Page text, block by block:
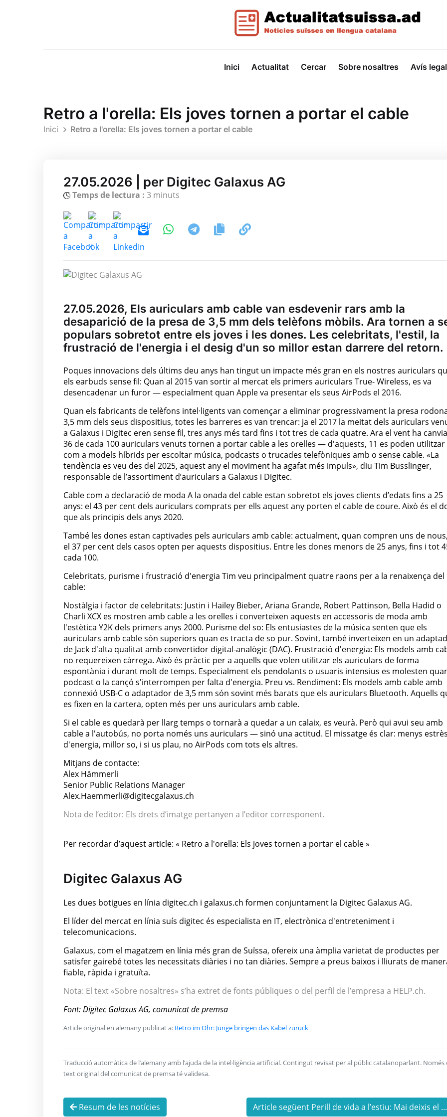
Inici Actualitat Cercar Sobre nosaltres Avís legal
Retro a l'orella: Els joves tornen a portar el cable
Inici Retro a l'orella: Els joves tornen a portar el cable
27.05.2026 | per Digitec Galaxus AG
Temps de lectura : 3 minuts
27.05.2026, Els auriculars amb cable van esdevenir rars amb la
desaparició de la presa de 3,5 mm dels telèfons mòbils. Ara tornen a
populars sobretot entre els joves i les dones. Les celebritats, l'estil, la
frustració de l'energia i el desig d'un so millor estan darrere del retorn.
Poques innovacions dels últims deu anys han tingut un impacte més gran en els nostres auriculars
els earbuds sense fil: Quan al 2015 van sortir al mercat els primers auriculars True- Wireless, es va
desencadenar un furor — especialment quan Apple va presentar els seus AirPods el 2016.
Quan els fabricants de telèfons intel·ligents van començar a eliminar progressivament la presa
3,5 mm dels seus dispositius, totes les barreres es van trencar: ja el 2017 la meitat dels auriculars
a Galaxus i Digitec eren sense fil, tres anys més tard fins i tot tres de cada quatre. Ara el vent ha
36 de cada 100 auriculars venuts tornen a portar cable a les orelles — d'aquests, 11 es poden utilitzar
com a models híbrids per escoltar música, podcasts o trucades telefòniques amb o sense cable. «La
tendència es veu des del 2025, aquest any el moviment ha agafat més impuls», diu Tim Busslinger,
responsable de l’assortiment d’auriculars a Galaxus i Digitec.
Cable com a declaració de moda A la onada del cable estan sobretot els joves clients d’edats fins a 25
anys: el 43 per cent dels auriculars comprats per ells aquest any porten el cable de coure. Això és el
que als principis dels anys 2020.
També les dones estan captivades pels auriculars amb cable: actualment, quan compren uns de
el 37 per cent dels casos opten per aquests dispositius. Entre les dones menors de 25 anys, fins i tot
cada 100.
Celebritats, purisme i frustració d'energia Tim veu principalment quatre raons per a la renaixença del
cable:
Nostàlgia i factor de celebritats: Justin i Hailey Bieber, Ariana Grande, Robert Pattinson, Bella Hadid o
Charli XCX es mostren amb cable a les orelles i converteixen aquests en accessoris de moda amb
l'estètica Y2K dels primers anys 2000. Purisme del so: Els entusiastes de la música senten que els
auriculars amb cable són superiors quan es tracta de so pur. Sovint, també inverteixen en un
de Jack d'alta qualitat amb convertidor digital-analògic (DAC). Frustració d'energia: Els models amb
no requereixen càrrega. Això és pràctic per a aquells que volen utilitzar els auriculars de forma
espontània i durant molt de temps. Especialment els pendolants o usuaris intensius es molesten
podcast o la cançó s'interrompen per falta d'energia. Preu vs. Rendiment: Els models amb cable amb
connexió USB-C o adaptador de 3,5 mm són sovint més barats que els auriculars Bluetooth. Aquells
es fixen en la cartera, opten més per uns auriculars amb cable.
Si el cable es quedarà per llarg temps o tornarà a quedar a un calaix, es veurà. Però qui avui seu amb
cable a l'autobús, no porta només uns auriculars — sinó una actitud. El missatge és clar: menys estrès
d'energia, millor so, i si us plau, no AirPods com tots els altres.
Mitjans de contacte:
Alex Hämmerli
Senior Public Relations Manager
Alex.Haemmerli@digitecgalaxus.ch
Nota de l’editor: Els drets d’imatge pertanyen a l’editor corresponent.
Per recordar d’aquest article: « Retro a l'orella: Els joves tornen a portar el cable »
Digitec Galaxus AG
Les dues botigues en línia digitec.ch i galaxus.ch formen conjuntament la Digitec Galaxus AG.
El líder del mercat en línia suís digitec és especialista en IT, electrònica d'entreteniment i
telecomunicacions.
Galaxus, com el magatzem en línia més gran de Suïssa, ofereix una àmplia varietat de productes per
satisfer gairebé totes les necessitats diàries i no tan diàries. Sempre a preus baixos i lliurats de
fiable, ràpida i gratuïta.
Nota: El text «Sobre nosaltres» s’ha extret de fonts públiques o del perfil de l’empresa a HELP.ch.
Font: Digitec Galaxus AG, comunicat de premsa
Article original en alemany publicat a: Retro im Ohr: Junge bringen das Kabel zurück
Traducció automàtica de l’alemany amb l’ajuda de la intel·ligència artificial. Contingut revisat per al públic catalanoparlant. Només
text original del comunicat de premsa té validesa.
Resum de les notícies Article següent Perill de vida a l’estiu: Mai deixis el ...